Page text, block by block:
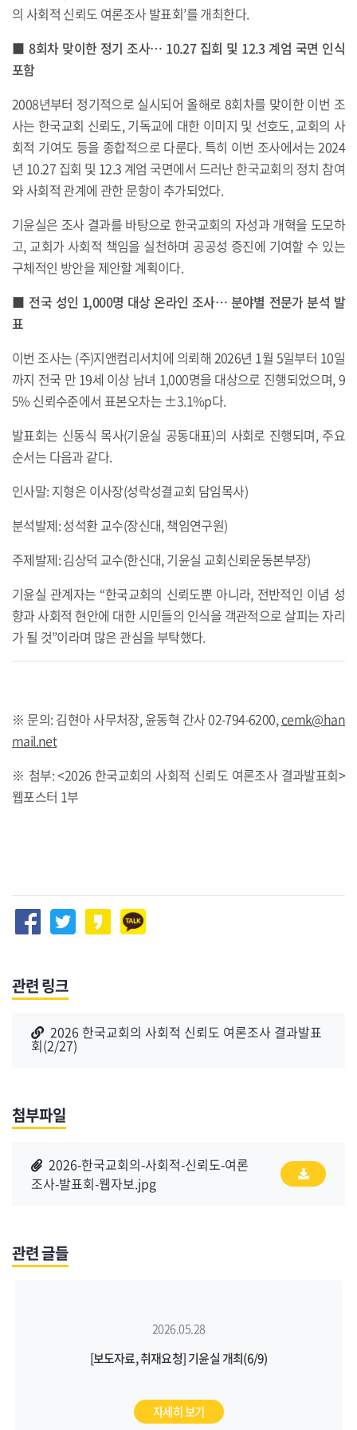
의 사회적 신뢰도 여론조사 발표회’를 개최한다.
■ 8회차 맞이한 정기 조사… 10.27 집회 및 12.3 계엄 국면 인식
포함
2008년부터 정기적으로 실시되어 올해로 8회차를 맞이한 이번 조
사는 한국교회 신뢰도, 기독교에 대한 이미지 및 선호도, 교회의 사
회적 기여도 등을 종합적으로 다룬다. 특히 이번 조사에서는 2024
년 10.27 집회 및 12.3 계엄 국면에서 드러난 한국교회의 정치 참여
와 사회적 관계에 관한 문항이 추가되었다.
기윤실은 조사 결과를 바탕으로 한국교회의 자성과 개혁을 도모하
고, 교회가 사회적 책임을 실천하며 공공성 증진에 기여할 수 있는
구체적인 방안을 제안할 계획이다.
■ 전국 성인 1,000명 대상 온라인 조사… 분야별 전문가 분석 발
표
이번 조사는 (주)지앤컴리서치에 의뢰해 2026년 1월 5일부터 10일
까지 전국 만 19세 이상 남녀 1,000명을 대상으로 진행되었으며, 9
5% 신뢰수준에서 표본오차는 ±3.1%p다.
발표회는 신동식 목사(기윤실 공동대표)의 사회로 진행되며, 주요
순서는 다음과 같다.
인사말: 지형은 이사장(성락성결교회 담임목사)
분석발제: 성석환 교수(장신대, 책임연구원)
주제발제: 김상덕 교수(한신대, 기윤실 교회신뢰운동본부장)
기윤실 관계자는 “한국교회의 신뢰도뿐 아니라, 전반적인 이념 성
향과 사회적 현안에 대한 시민들의 인식을 객관적으로 살피는 자리
가 될 것”이라며 많은 관심을 부탁했다.
※ 문의: 김현아 사무처장, 윤동혁 간사 02-794-6200, cemk@han
mail.net
※ 첨부: <2026 한국교회의 사회적 신뢰도 여론조사 결과발표회>
웹포스터 1부
관련 링크
2026 한국교회의 사회적 신뢰도 여론조사 결과발표
회(2/27)
첨부파일
2026-한국교회의-사회적-신뢰도-여론
조사-발표회-웹자보.jpg
관련 글들
2026.05.28
[보도자료, 취재요청] 기윤실 개최(6/9)
자세히 보기